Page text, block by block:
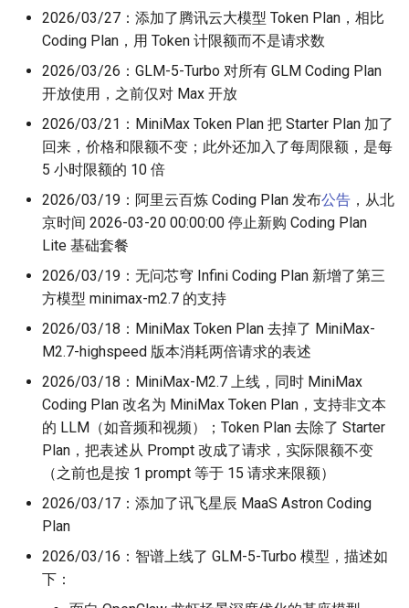
2026/03/27：添加了腾讯云大模型 Token Plan，相比
Coding Plan，用 Token 计限额而不是请求数
2026/03/26：GLM-5-Turbo 对所有 GLM Coding Plan
开放使用，之前仅对 Max 开放
2026/03/21：MiniMax Token Plan 把 Starter Plan 加了
回来，价格和限额不变；此外还加入了每周限额，是每
5 小时限额的 10 倍
2026/03/19：阿里云百炼 Coding Plan 发布公告 ，从北
京时间 2026-03-20 00:00:00 停止新购 Coding Plan
Lite 基础套餐
2026/03/19：无问芯穹 Infini Coding Plan 新增了第三
方模型 minimax-m2.7 的支持
2026/03/18：MiniMax Token Plan 去掉了 MiniMax-
M2.7-highspeed 版本消耗两倍请求的表述
2026/03/18：MiniMax-M2.7 上线，同时 MiniMax
Coding Plan 改名为 MiniMax Token Plan，支持非文本
的 LLM（如音频和视频）；Token Plan 去除了 Starter
Plan，把表述从 Prompt 改成了请求，实际限额不变
（之前也是按 1 prompt 等于 15 请求来限额）
2026/03/17：添加了讯飞星辰 MaaS Astron Coding
Plan
2026/03/16：智谱上线了 GLM-5-Turbo 模型，描述如
下：